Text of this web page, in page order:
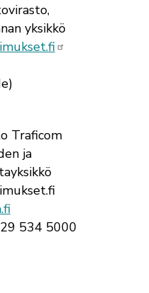
yksikkö
Traficom
ja
534 5000